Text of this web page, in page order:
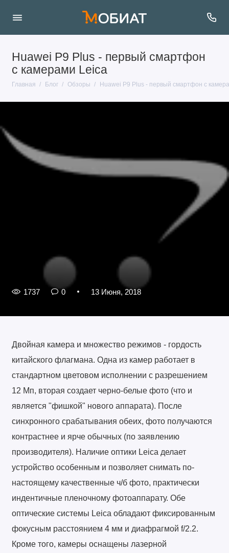
Huawei P9 Plus - первый смартфон
с камерами Leica
Главная Блог Обзоры Huawei P9 Plus - первый смартфон с
1737 0 13 Июня, 2018
Двойная камера и множество режимов - гордость
китайского флагмана. Одна из камер работает в
стандартном цветовом исполнении с разрешением
12 Мп, вторая создает черно-белые фото (что и
является "фишкой" нового аппарата). После
синхронного срабатывания обеих, фото получаются
контрастнее и ярче обычных (по заявлению
производителя). Наличие оптики Leica делает
устройство особенным и позволяет снимать по-
настоящему качественные ч/б фото, практически
индентичные пленочному фотоаппарату. Обе
оптические системы Leica обладают фиксированным
фокусным расстоянием 4 мм и диафрагмой f/2.2.
Кроме того, камеры оснащены лазерной